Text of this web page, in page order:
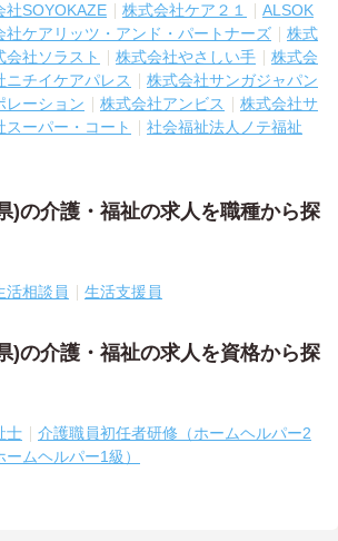
社SOYOKAZE 株式会社ケア２１
ALSOK
社ケアリッツ・アンド・パートナーズ
株式
会社ソラスト 株式会社やさしい手
株式会
ニチイケアパレス
株式会社サンガジャパン
レーション
株式会社アンビス
株式会社サ
スーパー・コート
社会福祉法人ノテ福祉
)の介護・福祉の求人を職種から探
活相談員 生活支援員
)の介護・福祉の求人を資格から探
士
介護職員初任者研修（ホームヘルパー2
ムヘルパー1級）